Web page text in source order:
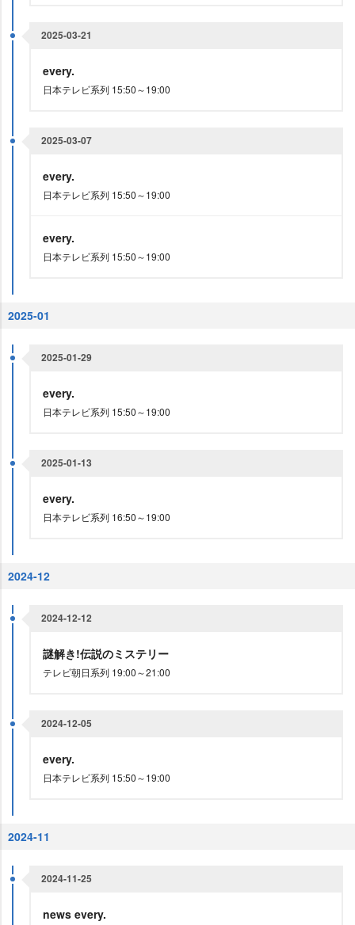
2025-03-21
every.
日本テレビ系列 15:50～19:00
2025-03-07
every.
日本テレビ系列 15:50～19:00
every.
日本テレビ系列 15:50～19:00
2025-01
2025-01-29
every.
日本テレビ系列 15:50～19:00
2025-01-13
every.
日本テレビ系列 16:50～19:00
2024-12
2024-12-12
謎解き!伝説のミステリー
テレビ朝日系列 19:00～21:00
2024-12-05
every.
日本テレビ系列 15:50～19:00
2024-11
2024-11-25
news every.